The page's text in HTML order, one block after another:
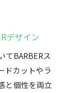
デザイン
てBARBERス
ドカットやラ
と個性を両立